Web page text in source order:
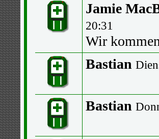
Jamie
20:31
Wir
Bastian
Bastian